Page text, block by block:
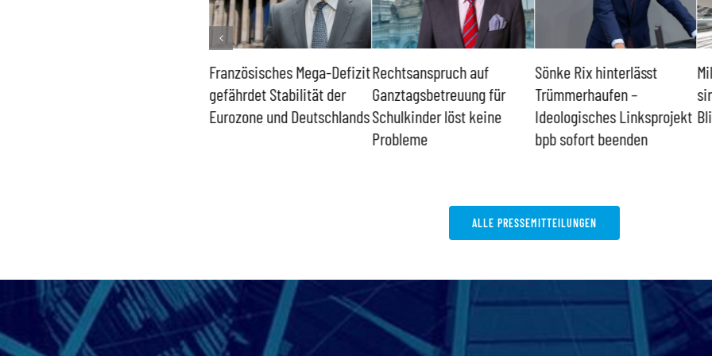
Französisches Mega-Defizit
gefährdet Stabilität der
Eurozone und Deutschlands
Rechtsanspruch auf
Ganztagsbetreuung für
Schulkinder löst keine
Probleme
Sönke Rix hinterlässt
Trümmerhaufen –
Ideologisches Linksprojekt
bpb sofort beenden
ALLE PRESSEMITTEILUNGEN